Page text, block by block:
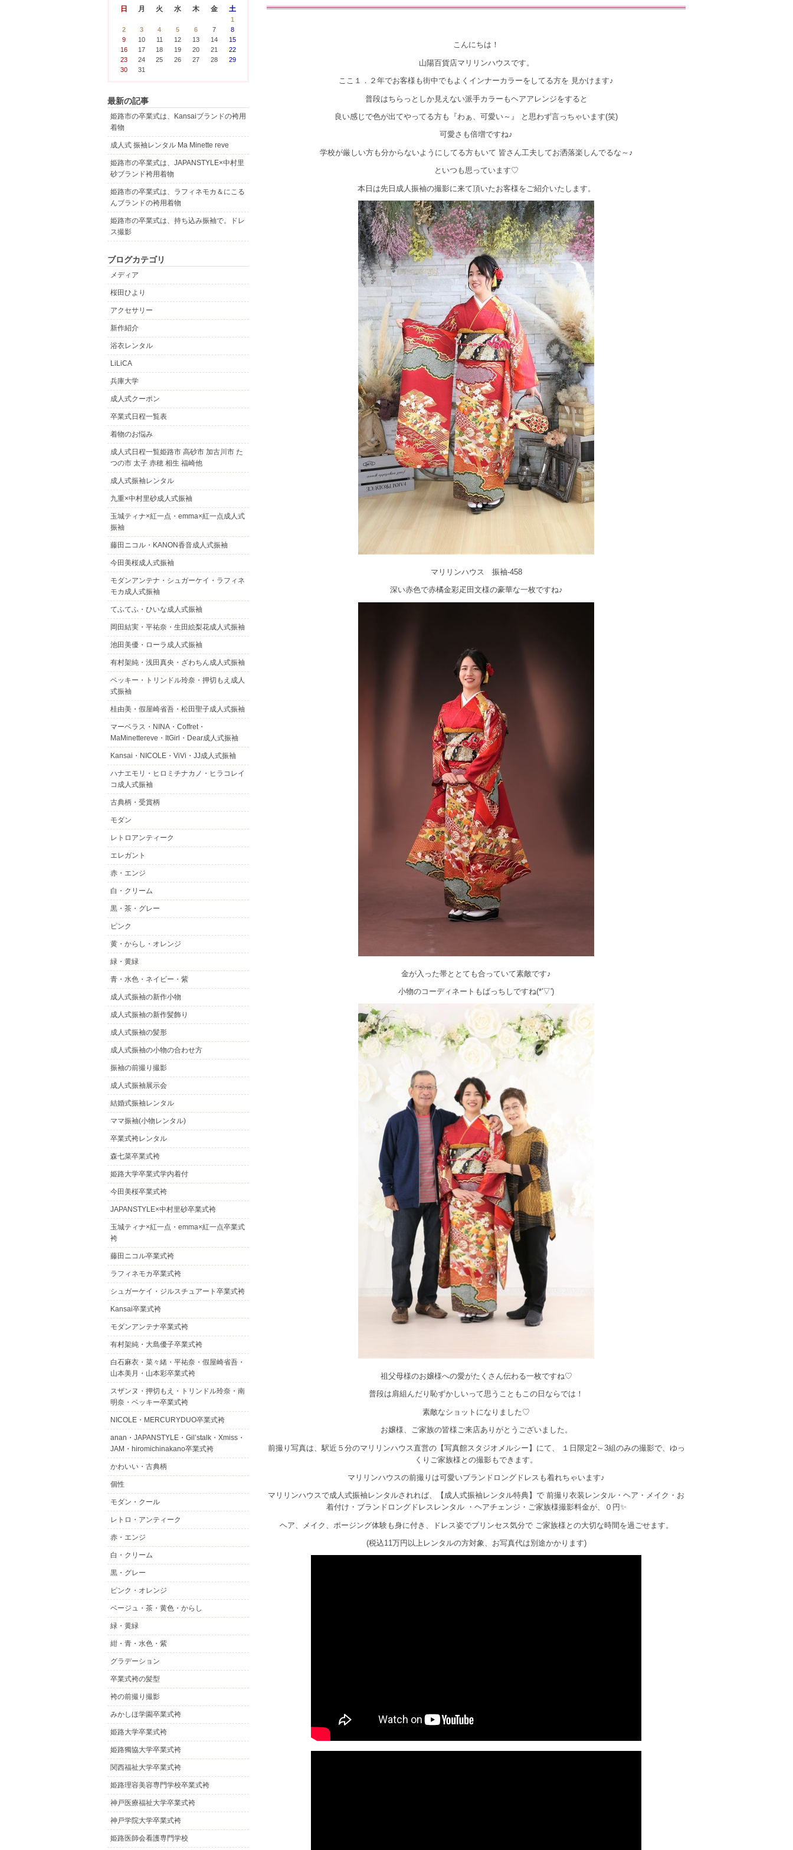
こんにちは！
山陽百貨店マリリンハウスです。
ここ１．２年でお客様も街中でもよくインナーカラーをしてる方を 見かけます♪
普段はちらっとしか見えない派手カラーもヘアアレンジをすると
良い感じで色が出てやってる方も『わぁ、可愛い～』 と思わず言っちゃいます(笑)
可愛さも倍増ですね♪
学校が厳しい方も分からないようにしてる方もいて 皆さん工夫してお洒落楽しんでるな～♪
といつも思っています♡
本日は先日成人振袖の撮影に来て頂いたお客様をご紹介いたします。
マリリンハウス 振袖-458
深い赤色で赤橘金彩疋田文様の豪華な一枚ですね♪
金が入った帯ととても合っていて素敵です♪
小物のコーディネートもばっちしですね(*'▽')
祖父母様のお嬢様への愛がたくさん伝わる一枚ですね♡
普段は肩組んだり恥ずかしいって思うこともこの日ならでは！
素敵なショットになりました♡
お嬢様、ご家族の皆様ご来店ありがとうございました。
前撮り写真は、駅近５分のマリリンハウス直営の【写真館スタジオメルシー】にて、 １日限定2～3組のみの撮影で、ゆっ
くりご家族様との撮影もできます。
マリリンハウスの前撮りは可愛いブランドロングドレスも着れちゃいます♪
マリリンハウスで成人式振袖レンタルされれば、【成人式振袖レンタル特典】で 前撮り衣装レンタル・ヘア・メイク・お
着付け・ブランドロングドレスレンタル ・ヘアチェンジ・ご家族様撮影料金が、０円✨
ヘア、メイク、ポージング体験も身に付き、ドレス姿でプリンセス気分で ご家族様との大切な時間を過ごせます。
(税込11万円以上レンタルの方対象、お写真代は別途かかります)
日 月 火 水 木 金 土
1
2
3 4 5 6 7
8
9
10 11 12 13 14
15
16
17 18 19 20 21
22
23
24 25 26 27 28
29
30
31
最新の記事
姫路市の卒業式は、Kansaiブランドの袴用
着物
成人式 振袖レンタル Ma Minette reve
姫路市の卒業式は、JAPANSTYLE×中村里
砂ブランド袴用着物
姫路市の卒業式は、ラフィネモカ＆にこる
んブランドの袴用着物
姫路市の卒業式は、持ち込み振袖で。ドレ
ス撮影
ブログカテゴリ
メディア
桜田ひより
アクセサリー
新作紹介
浴衣レンタル
LiLiCA
兵庫大学
成人式クーポン
卒業式日程一覧表
着物のお悩み
成人式日程一覧姫路市 高砂市 加古川市 た
つの市 太子 赤穂 相生 福崎他
成人式振袖レンタル
九重×中村里砂成人式振袖
玉城ティナ×紅一点・emma×紅一点成人式
振袖
藤田ニコル・KANON香音成人式振袖
今田美桜成人式振袖
モダンアンテナ・シュガーケイ・ラフィネ
モカ成人式振袖
てふてふ・ひいな成人式振袖
岡田結実・平祐奈・生田絵梨花成人式振袖
池田美優・ローラ成人式振袖
有村架純・浅田真央・ざわちん成人式振袖
ベッキー・トリンドル玲奈・押切もえ成人
式振袖
桂由美・假屋崎省吾・松田聖子成人式振袖
マーベラス・NINA・Coffret・
MaMinettereve・ItGirl・Dear成人式振袖
Kansai・NICOLE・ViVi・JJ成人式振袖
ハナエモリ・ヒロミチナカノ・ヒラコレイ
コ成人式振袖
古典柄・受賞柄
モダン
レトロアンティーク
エレガント
赤・エンジ
白・クリーム
黒・茶・グレー
ピンク
黄・からし・オレンジ
緑・黄緑
青・水色・ネイビー・紫
成人式振袖の新作小物
成人式振袖の新作髪飾り
成人式振袖の髪形
成人式振袖の小物の合わせ方
振袖の前撮り撮影
成人式振袖展示会
結婚式振袖レンタル
ママ振袖(小物レンタル)
卒業式袴レンタル
森七菜卒業式袴
姫路大学卒業式学内着付
今田美桜卒業式袴
JAPANSTYLE×中村里砂卒業式袴
玉城ティナ×紅一点・emma×紅一点卒業式
袴
藤田ニコル卒業式袴
ラフィネモカ卒業式袴
シュガーケイ・ジルスチュアート卒業式袴
Kansai卒業式袴
モダンアンテナ卒業式袴
有村架純・大島優子卒業式袴
白石麻衣・菜々緒・平祐奈・假屋崎省吾・
山本美月・山本彩卒業式袴
スザンヌ・押切もえ・トリンドル玲奈・南
明奈・ベッキー卒業式袴
NICOLE・MERCURYDUO卒業式袴
anan・JAPANSTYLE・Gil’stalk・Xmiss・
JAM・hiromichinakano卒業式袴
かわいい・古典柄
個性
モダン・クール
レトロ・アンティーク
赤・エンジ
白・クリーム
黒・グレー
ピンク・オレンジ
ベージュ・茶・黄色・からし
緑・黄緑
紺・青・水色・紫
グラデーション
卒業式袴の髪型
袴の前撮り撮影
みかしほ学園卒業式袴
姫路大学卒業式袴
姫路獨協大学卒業式袴
関西福祉大学卒業式袴
姫路理容美容専門学校卒業式袴
神戸医療福祉大学卒業式袴
神戸学院大学卒業式袴
姫路医師会看護専門学校